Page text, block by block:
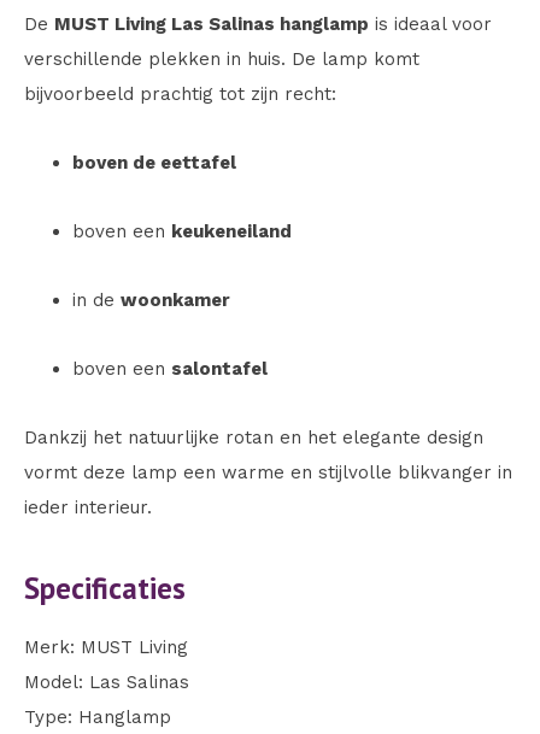
De MUST Living Las Salinas hanglamp is ideaal voor
verschillende plekken in huis. De lamp komt
bijvoorbeeld prachtig tot zijn recht:
boven de eettafel
boven een keukeneiland
in de woonkamer
boven een salontafel
Dankzij het natuurlijke rotan en het elegante design
vormt deze lamp een warme en stijlvolle blikvanger in
ieder interieur.
Specificaties
Merk: MUST Living
Model: Las Salinas
Type: Hanglamp